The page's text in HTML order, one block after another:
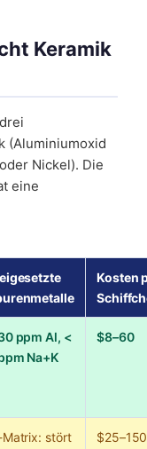
Keramik
(Aluminiumoxid
Nickel). Die
eine
Kosten
ppm Al, <
Na+K
$8–60
Matrix: stört
$25–150